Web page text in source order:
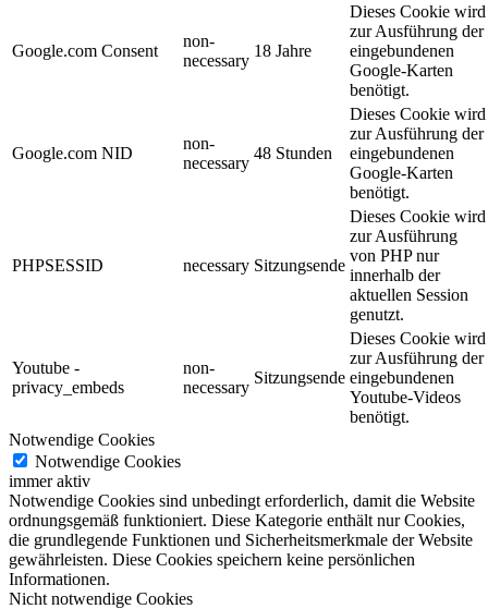
Google.com Consent
non-
necessary
18 Jahre
Dieses Cookie wird
zur Ausführung der
eingebundenen
Google-Karten
benötigt.
Google.com NID
non-
necessary
48 Stunden
Dieses Cookie wird
zur Ausführung der
eingebundenen
Google-Karten
benötigt.
PHPSESSID necessary Sitzungsende
Dieses Cookie wird
zur Ausführung
von PHP nur
innerhalb der
aktuellen Session
genutzt.
Youtube -
privacy_embeds
non-
necessary
Sitzungsende
Dieses Cookie wird
zur Ausführung der
eingebundenen
Youtube-Videos
benötigt.
Notwendige Cookies
Notwendige Cookies
immer aktiv
Notwendige Cookies sind unbedingt erforderlich, damit die Website
ordnungsgemäß funktioniert. Diese Kategorie enthält nur Cookies,
die grundlegende Funktionen und Sicherheitsmerkmale der Website
gewährleisten. Diese Cookies speichern keine persönlichen
Informationen.
Nicht notwendige Cookies